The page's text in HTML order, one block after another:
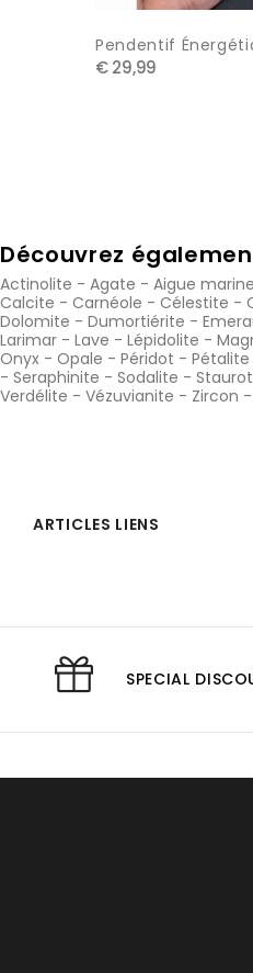
Pendentif
€ 29,99
Découvrez
Actinolite - Agate - Aigue marine
Calcite - Carnéole - Célestite -
Dolomite - Dumortiérite -
Larimar - Lave - Lépidolite -
Onyx - Opale - Péridot - Pétalite
- Seraphinite - Sodalite -
Verdélite - Vézuvianite - Zircon -
ARTICLES LIENS
SPECIAL